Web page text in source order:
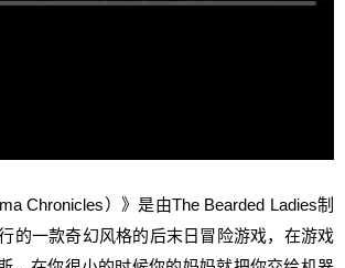
Chronicles）》是由The Bearded Ladies制
的一款奇幻风格的后末日冒险游戏，在游戏